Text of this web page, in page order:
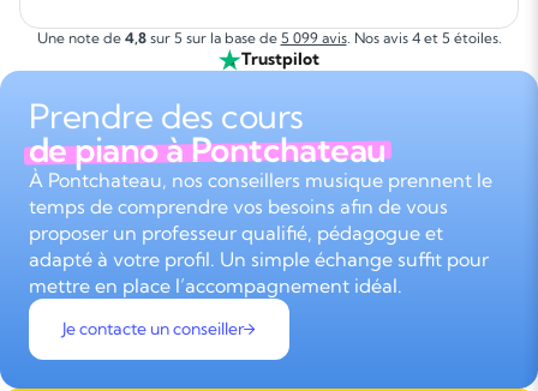
Une note de 4,8sur 5 sur la base de 5 099 avis. Nos avis 4 et 5 étoiles.
Trustpilot
Prendre des cours
de piano à Pontchateau
À Pontchateau, nos conseillers musique prennent le
temps de comprendre vos besoins afin de vous
proposer un professeur qualifié, pédagogue et
adapté à votre profil. Un simple échange suffit pour
mettre en place l’accompagnement idéal.
Je contacte un conseiller